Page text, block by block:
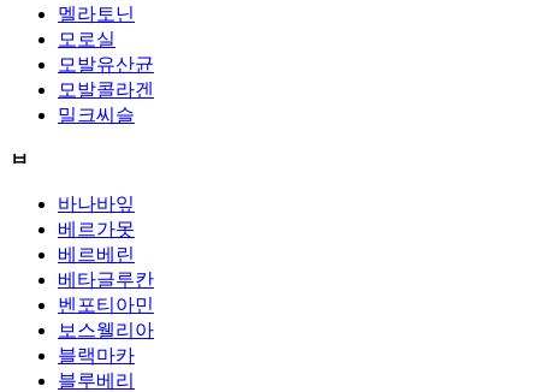
멜라토닌
모로실
모발유산균
모발콜라겐
밀크씨슬
ㅂ
바나바잎
베르가못
베르베린
베타글루칸
벤포티아민
보스웰리아
블랙마카
블루베리